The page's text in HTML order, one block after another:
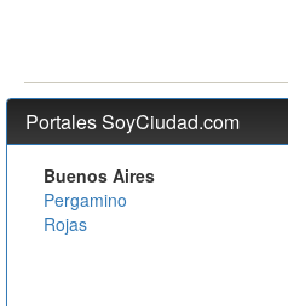
Portales SoyCiudad.com
Buenos Aires
Pergamino
Rojas